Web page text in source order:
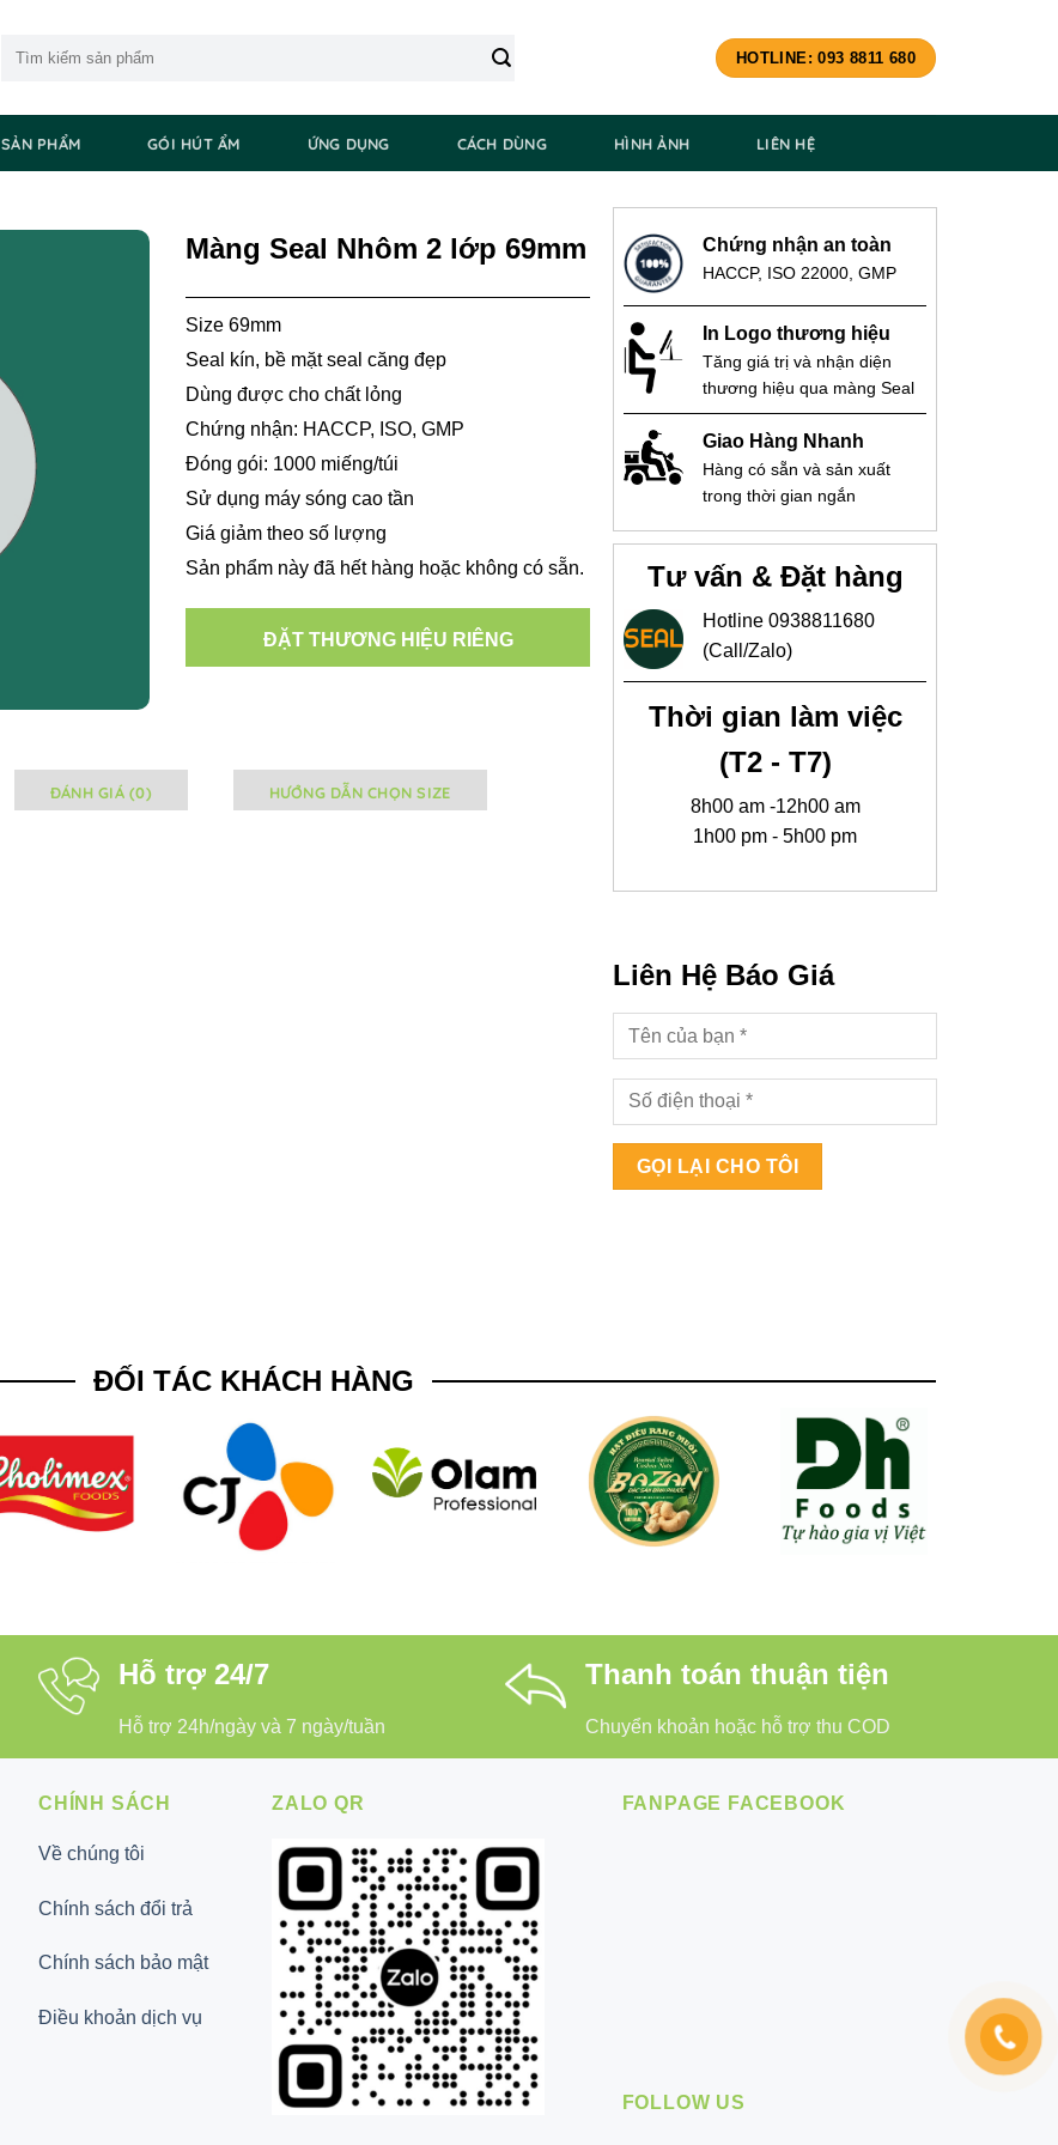
kiếm:
HOTLINE: 093 8811 680
SẢN PHẨM GÓI HÚT ẨM ỨNG DỤNG CÁCH DÙNG HÌNH ẢNH LIÊN HỆ
Màng Seal Nhôm 2 lớp 69mm
Size 69mm
Seal kín, bề mặt seal căng đẹp
Dùng được cho chất lỏng
Chứng nhận: HACCP, ISO, GMP
Đóng gói: 1000 miếng/túi
Sử dụng máy sóng cao tần
Giá giảm theo số lượng
Sản phẩm này đã hết hàng hoặc không có sẵn.
ĐẶT THƯƠNG HIỆU RIÊNG
ĐÁNH GIÁ (0) HƯỚNG DẪN CHỌN SIZE
Chứng nhận an toàn
HACCP, ISO 22000, GMP
In Logo thương hiệu
Tăng giá trị và nhận diện
thương hiệu qua màng Seal
Giao Hàng Nhanh
Hàng có sẵn và sản xuất
trong thời gian ngắn
Tư vấn & Đặt hàng
Hotline 0938811680
(Call/Zalo)
Thời gian làm việc
(T2 - T7)
8h00 am -12h00 am
1h00 pm - 5h00 pm
Liên Hệ Báo Giá
ĐỐI TÁC KHÁCH HÀNG
Hỗ trợ 24/7
Hỗ trợ 24h/ngày và 7 ngày/tuần
Thanh toán thuận tiện
Chuyển khoản hoặc hỗ trợ thu COD
CHÍNH SÁCH
Về chúng tôi
Chính sách đổi trả
Chính sách bảo mật
Điều khoản dịch vụ
ZALO QR FANPAGE FACEBOOK
FOLLOW US